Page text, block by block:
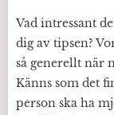
Vad intressant
dig av tipsen?
så generellt när
Känns som det
person ska ha